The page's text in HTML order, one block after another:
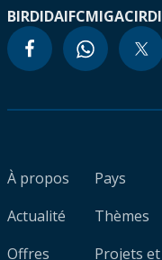
BIRDIDAIFCMIGACIRDI
À propos
Actualité
Offres
Pays
Thèmes
Projets et